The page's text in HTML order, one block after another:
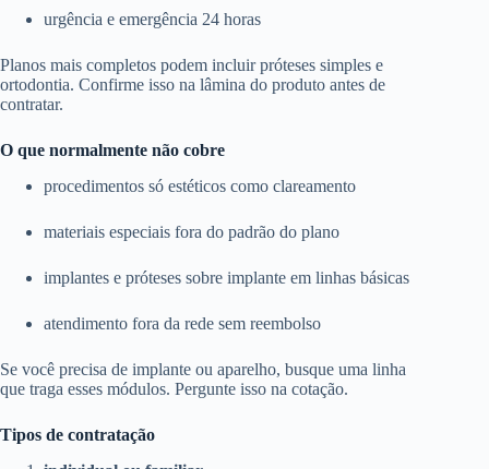
urgência e emergência 24 horas
Planos mais completos podem incluir próteses simples e
ortodontia. Confirme isso na lâmina do produto antes de
contratar.
O que normalmente não cobre
procedimentos só estéticos como clareamento
materiais especiais fora do padrão do plano
implantes e próteses sobre implante em linhas básicas
atendimento fora da rede sem reembolso
Se você precisa de implante ou aparelho, busque uma linha
que traga esses módulos. Pergunte isso na cotação.
Tipos de contratação